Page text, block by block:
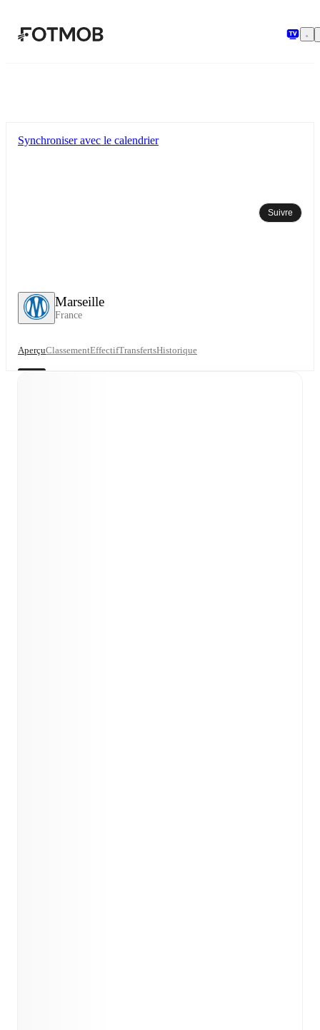
Marseille
France
Synchroniser avec le calendrier
Suivre
AperçuClassementEffectifTransfertsHistorique